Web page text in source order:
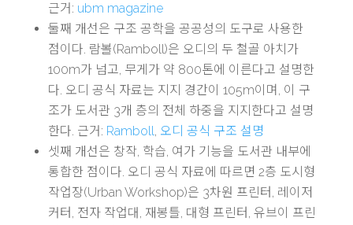
근거: ubm magazine
둘째 개선은 구조 공학을 공공성의 도구로 사용한
점이다. 람볼(Ramboll)은 오디의 두 철골 아치가
100m가 넘고, 무게가 약 800톤에 이른다고 설명한
다. 오디 공식 자료는 지지 경간이 105m이며, 이 구
조가 도서관 3개 층의 전체 하중을 지지한다고 설명
한다. 근거: Ramboll, 오디 공식 구조 설명
셋째 개선은 창작, 학습, 여가 기능을 도서관 내부에
통합한 점이다. 오디 공식 자료에 따르면 2층 도시형
작업장(Urban Workshop)은 3차원 프린터, 레이저
커터, 전자 작업대, 재봉틀, 대형 프린터, 유브이 프린